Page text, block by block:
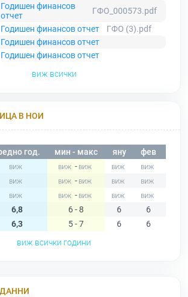
Годишен финансов
отчет
ГФО_000573.pdf
Годишен финансов отчет
ГФО (3).pdf
Годишен финансов отчет
Годишен финансов отчет
виж всички
В НОИ
год. мин - макс яну фев
-
-
-
6,8 6 - 8 6 6
6,3 5 - 7 6 6
виж всички години